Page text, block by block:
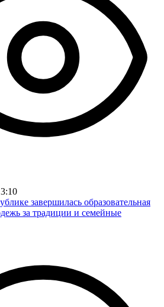
завершилась образовательная
за традиции и семейные